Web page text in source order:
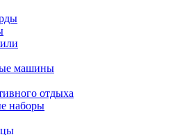
машины
отдыха
наборы